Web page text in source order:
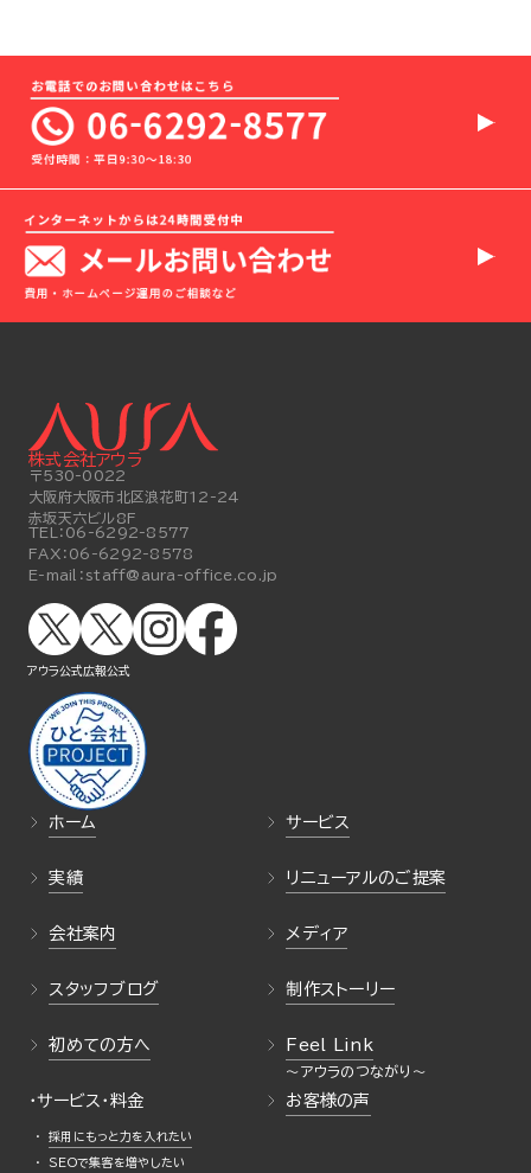
ホーム サービス
実績 リニューアルのご提案
会社案内 メディア
スタッフブログ 制作ストーリー
初めての方へ Feel Link
・サービス・料金
採用にもっと力を入れたい
SEOで集客を増やしたい
お客様の声
株式会社アウラ
〒530-0022
大阪府大阪市北区浪花町12-24
赤坂天六ビル8F
TEL： 06-6292-8577
FAX： 06-6292-8578
E-mail： staff@aura-office.co.jp
アウラ公式 広報公式